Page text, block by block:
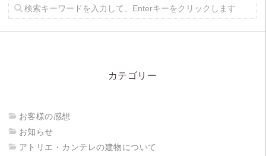
カテゴリー
お客様の感想
お知らせ
アトリエ・カンテレの建物について